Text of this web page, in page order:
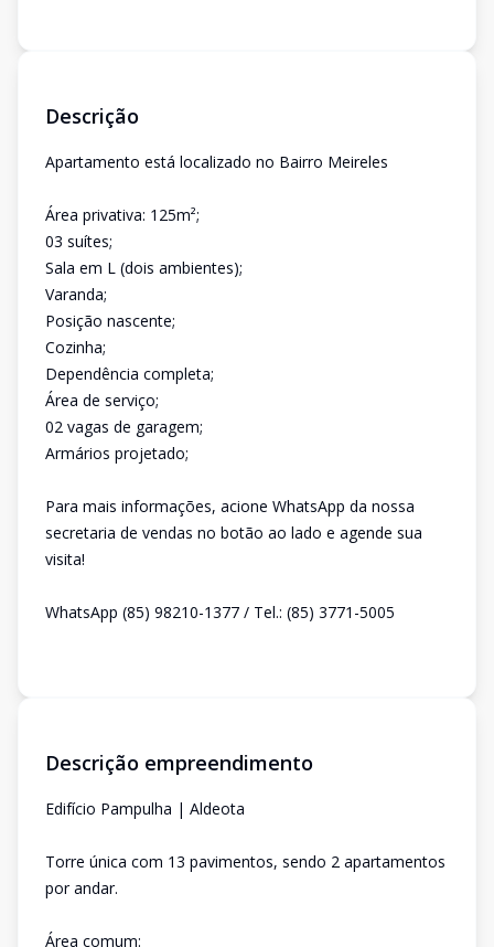
Descrição
Apartamento está localizado no Bairro Meireles
Área privativa: 125m²;
03 suítes;
Sala em L (dois ambientes);
Varanda;
Posição nascente;
Cozinha;
Dependência completa;
Área de serviço;
02 vagas de garagem;
Armários projetado;
Para mais informações, acione WhatsApp da nossa
secretaria de vendas no botão ao lado e agende sua
visita!
WhatsApp (85) 98210-1377 / Tel.: (85) 3771-5005
Descrição empreendimento
Edifício Pampulha | Aldeota
Torre única com 13 pavimentos, sendo 2 apartamentos
por andar.
Área comum: